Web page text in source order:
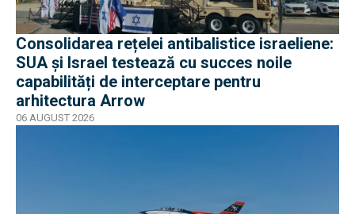
Consolidarea rețelei antibalistice israeliene:
SUA și Israel testează cu succes noile
capabilități de interceptare pentru
arhitectura Arrow
06 AUGUST 2026